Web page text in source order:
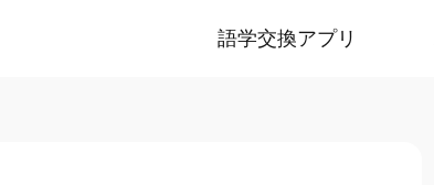
語学交換アプリ